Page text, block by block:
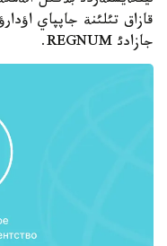
قازاق تئلئنة جاپپاي
جازادئ REGNUM.